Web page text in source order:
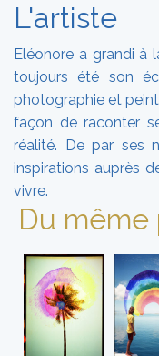
L'artiste
Eléonore a grandi à
toujours été son
photographie et
façon de raconter
réalité. De par ses
inspirations auprès
vivre.
Du